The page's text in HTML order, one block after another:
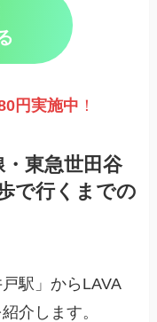
円実施中 ！
東急世田谷
で行くまでの
駅」からLAVA
介します。